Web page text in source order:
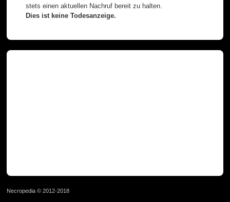
stets einen aktuellen Nachruf bereit zu halten.
Dies ist keine Todesanzeige.
Necropedia © 2012-2018